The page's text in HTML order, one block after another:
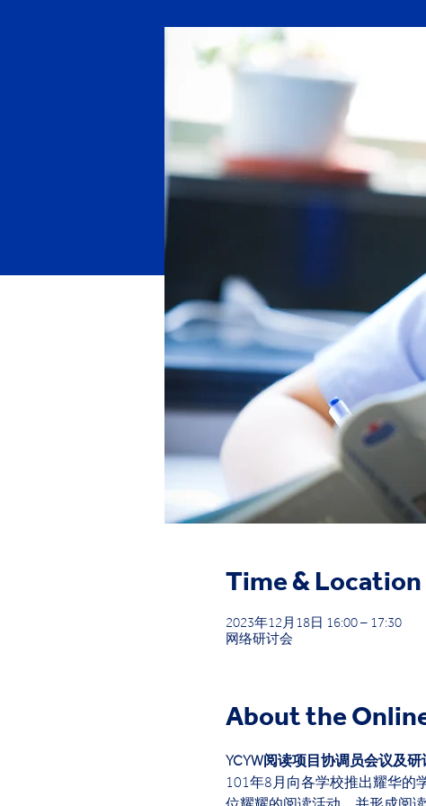
Time & Location
2023年12月18日 16:00 – 17:30
网络研讨会
About the
YCYW阅读项目协调员会议及研
101年8月向各学校推出耀华的